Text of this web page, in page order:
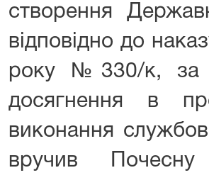
створення
відповідно до
року №330/к, за
досягнення в
виконання
вручив